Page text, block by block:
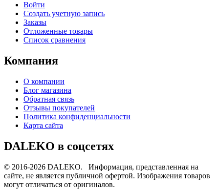
Войти
Создать учетную запись
Заказы
Отложенные товары
Список сравнения
Компания
О компании
Блог магазина
Обратная связь
Отзывы покупателей
Политика конфиденциальности
Карта сайта
DALEKO в соцсетях
© 2016-2026 DALEKO. Информация, представленная на
сайте, не является публичной офертой. Изображения товаров
могут отличаться от оригиналов.